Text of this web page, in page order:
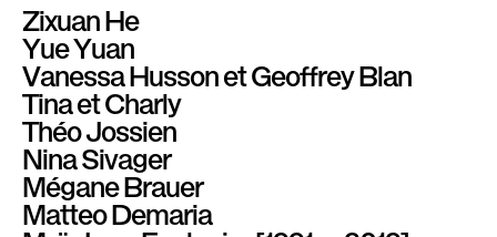
m
e
P
a
r
a
l
l
Zixuan He
Yue Yuan
Vanessa Husson et Geoffrey Blan
Tina et Charly
Théo Jossien
Nina Sivager
Mégane Brauer
Matteo Demaria